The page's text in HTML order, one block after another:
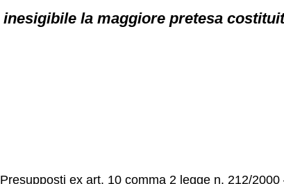
la maggiore pretesa
ex art. 10 comma 2 legge n. 212/